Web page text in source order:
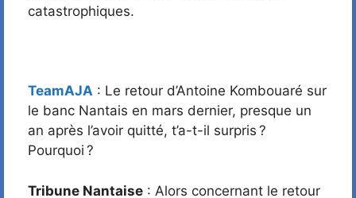
catastrophiques.
TeamAJA : Le retour d’Antoine Kombouaré sur
le banc Nantais en mars dernier, presque un
an après l’avoir quitté, t’a-t-il surpris ?
Pourquoi ?
Tribune Nantaise : Alors concernant le retour